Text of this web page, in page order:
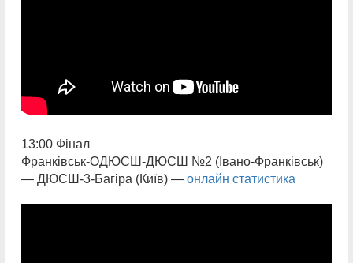
13:00 Фінал
Франківськ-ОДЮСШ-ДЮСШ №2 (Івано-Франківськ)
— ДЮСШ-3-Багіра (Київ) — онлайн статистика